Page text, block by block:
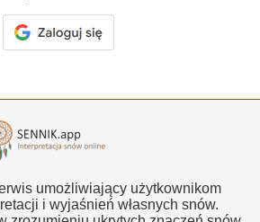
umożliwiający użytkownikom
i wyjaśnień własnych snów.